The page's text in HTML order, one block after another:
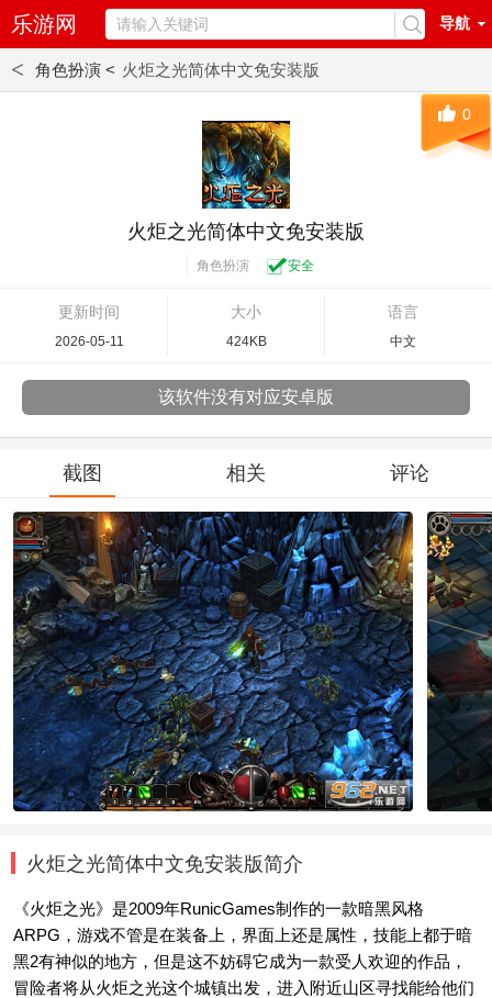
乐游网 导航
< 角色扮演 < 火炬之光简体中文免安装版
火炬之光简体中文免安装版
角色扮演 安全
更新时间
2026-05-11
大小
424KB
语言
中文
0
该软件没有对应安卓版
截图 相关 评论
火炬之光简体中文免安装版简介
《火炬之光》是2009年RunicGames制作的一款暗黑风格
ARPG，游戏不管是在装备上，界面上还是属性，技能上都于暗
黑2有神似的地方，但是这不妨碍它成为一款受人欢迎的作品，
冒险者将从火炬之光这个城镇出发，进入附近山区寻找能给他们